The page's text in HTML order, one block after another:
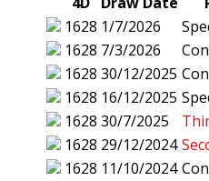
1628 1/7/2026
1628 7/3/2026
1628 30/12/2025
1628 16/12/2025
1628 30/7/2025
1628 29/12/2024
1628 11/10/2024